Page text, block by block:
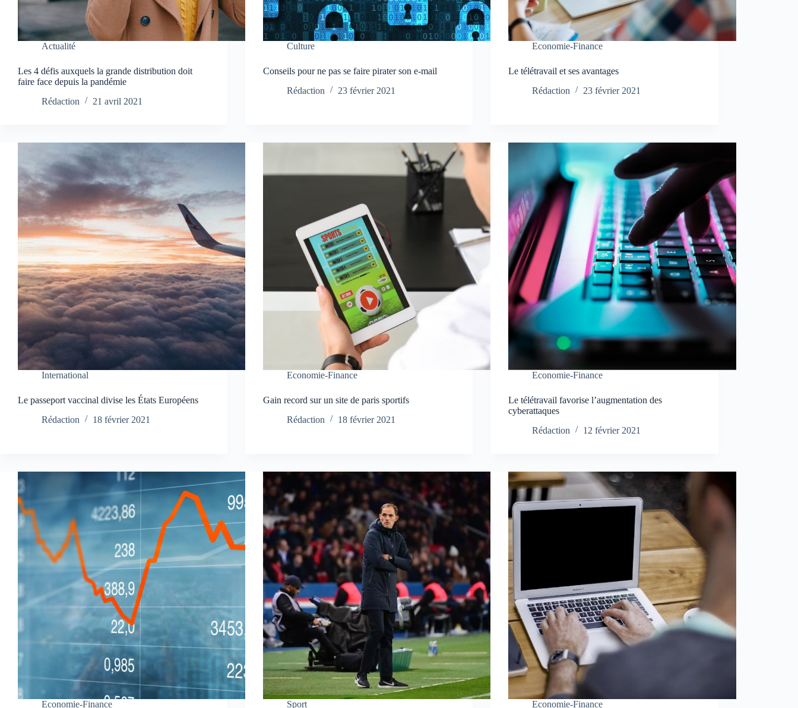
Actualité
Les 4 défis auxquels la grande distribution doit
faire face depuis la pandémie
Rédaction
21 avril 2021
Culture
Conseils pour ne pas se faire pirater son e-mail
Rédaction
23 février 2021
Economie-Finance
Le télétravail et ses avantages
Rédaction
23 février 2021
International
Le passeport vaccinal divise les États Européens
Rédaction
18 février 2021
Economie-Finance
Gain record sur un site de paris sportifs
Rédaction
18 février 2021
Economie-Finance
Le télétravail favorise l’augmentation des
cyberattaques
Rédaction
12 février 2021
Economie-Finance Sport Economie-Finance